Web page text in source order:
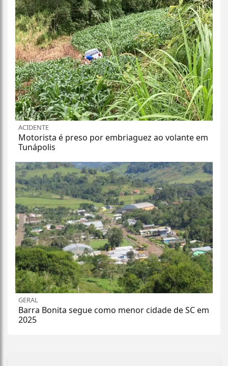
ACIDENTE
Motorista é preso por embriaguez ao volante em
Tunápolis
GERAL
Barra Bonita segue como menor cidade de SC em
2025